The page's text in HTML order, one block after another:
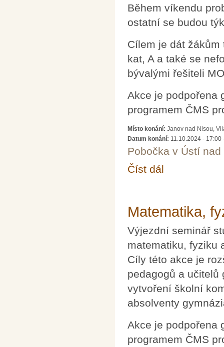
Během víkendu
ostatní se budou
Cílem je dát
kat, A a také se
bývalými řešiteli
Akce je podpořena
programem ČMS
Místo konání: Janov nad Nisou,
Datum konání: 11.10.2024 - 17:00
Pobočka v Ústí nad
Číst dál
Matematika,
Výjezdní seminář
matematiku, fyziku
Cíly této akce je
pedagogů a učitelů
vytvoření školní
absolventy
Akce je podpořena
programem ČMS